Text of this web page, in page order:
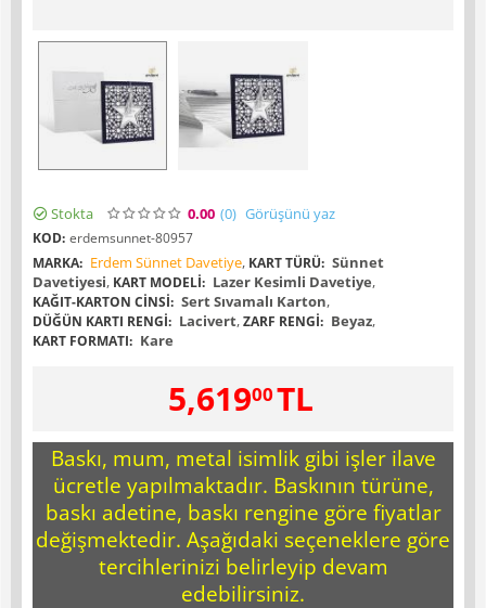
Stokta 0.00 (0) Görüşünü yaz
KOD: erdemsunnet-80957
MARKA: Erdem Sünnet Davetiye, KART TÜRÜ: Sünnet
Davetiyesi, KART MODELI: Lazer Kesimli Davetiye,
KAĞIT-KARTON CINSI: Sert Sıvamalı Karton,
DÜĞÜN KARTI RENGI: Lacivert,ZARF RENGI: Beyaz,
KART FORMATI: Kare
5,61900TL
Baskı, mum, metal isimlik gibi işler ilave
ücretle yapılmaktadır. Baskının türüne,
baskı adetine, baskı rengine göre fiyatlar
değişmektedir. Aşağıdaki seçeneklere göre
tercihlerinizi belirleyip devam
edebilirsiniz.